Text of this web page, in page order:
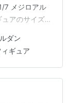
7 メジロアル
ュアのサイズ
ウマ娘 プリ
』1/7 完成品
発売の予定で
ースターパッ
ダン
ギュア